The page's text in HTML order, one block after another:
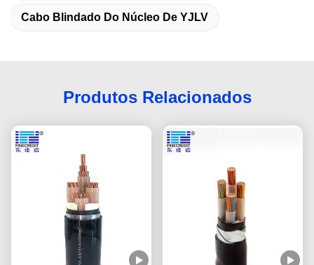
Cabo Blindado Do Núcleo De YJLV
Produtos Relacionados